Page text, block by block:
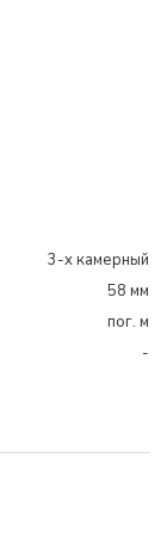
3-х камерный
58 мм
пог. м
-